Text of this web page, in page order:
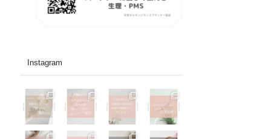
Instagram